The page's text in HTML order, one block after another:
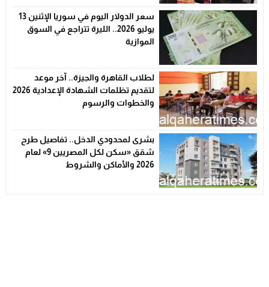
سعر الدولار اليوم في سوريا الإثنين 13
يوليو 2026.. الليرة تتراجع في السوق
الموازية
لطلاب القاهرة والجيزة.. آخر موعد
لتقديم تظلمات الشهادة الإعدادية 2026
والخطوات والرسوم
بشرى لمحدودي الدخل.. تفاصيل طرح
شقق «سكن لكل المصريين 9» لعام
2026 والأماكن والشروط